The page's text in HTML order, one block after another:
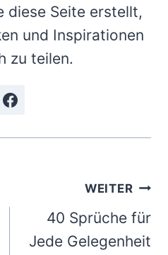
diese Seite erstellt,
und Inspirationen
zu teilen.
WEITER
40 Sprüche für
Jede Gelegenheit